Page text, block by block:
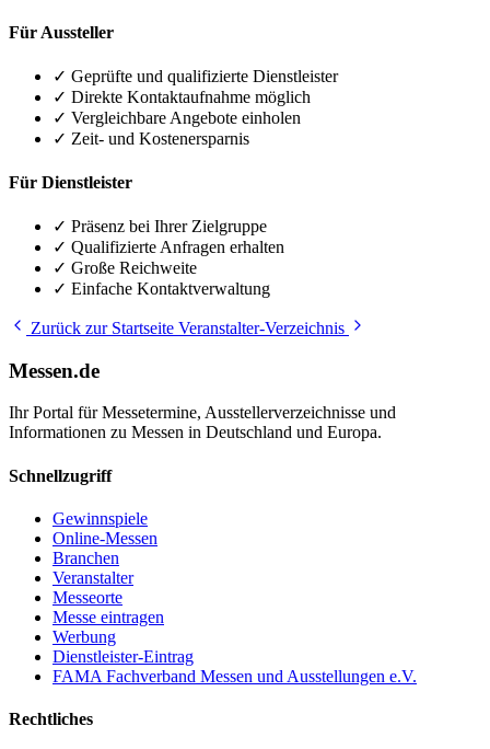
Für Aussteller
✓ Geprüfte und qualifizierte Dienstleister
✓ Direkte Kontaktaufnahme möglich
✓ Vergleichbare Angebote einholen
✓ Zeit- und Kostenersparnis
Für Dienstleister
✓ Präsenz bei Ihrer Zielgruppe
✓ Qualifizierte Anfragen erhalten
✓ Große Reichweite
✓ Einfache Kontaktverwaltung
Zurück zur Startseite Veranstalter-Verzeichnis
Messen.de
Ihr Portal für Messetermine, Ausstellerverzeichnisse und
Informationen zu Messen in Deutschland und Europa.
Schnellzugriff
Gewinnspiele
Online-Messen
Branchen
Veranstalter
Messeorte
Messe eintragen
Werbung
Dienstleister-Eintrag
FAMA Fachverband Messen und Ausstellungen e.V.
Rechtliches